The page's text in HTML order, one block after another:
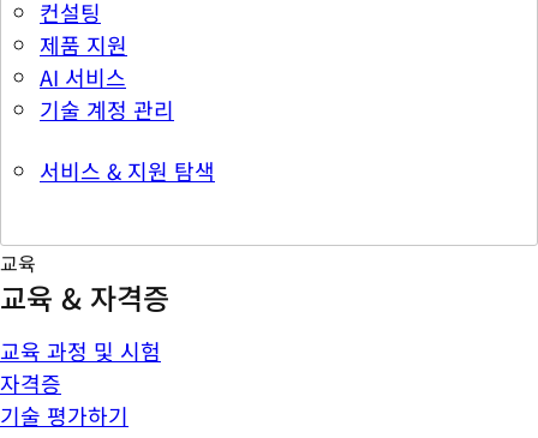
컨설팅
제품 지원
AI 서비스
기술 계정 관리
서비스 & 지원 탐색
교육
교육 & 자격증
교육 과정 및 시험
자격증
기술 평가하기